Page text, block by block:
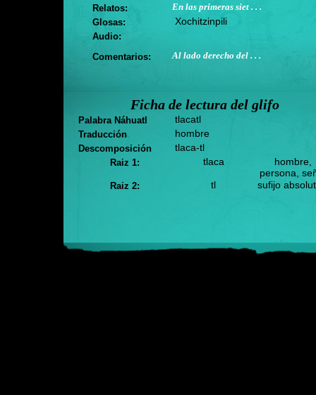
Relatos:
En las primeras siet . . .
Glosas:
Xochitzinpili
Audio:
Comentarios:
Al lado derecho del . . .
Ficha de lectura del glifo
Palabra Náhuatl tlacatl
Traducción hombre
Descomposición tlaca-tl
Raiz 1: tlaca
hombre,
persona,
Raiz 2: tl sufijo